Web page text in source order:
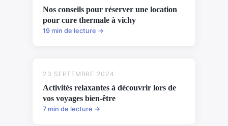
Nos conseils pour réserver une location
pour cure thermale à vichy
19 min de lecture →
23 SEPTEMBRE 2024
Activités relaxantes à découvrir lors de
vos voyages bien-être
7 min de lecture →